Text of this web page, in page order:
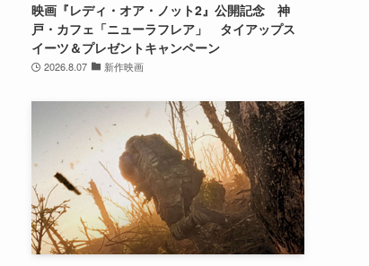
映画『レディ・オア・ノット2』公開記念 神
戸・カフェ「ニューラフレア」 タイアップス
イーツ＆プレゼントキャンペーン
2026.8.07 新作映画